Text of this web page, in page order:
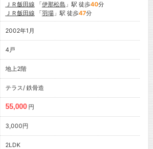
ＪＲ飯田線 「伊那松島 」駅 徒歩40分
ＪＲ飯田線 「羽場」駅 徒歩47分
2002年1月
4戸
地上2階
テラス/ 鉄骨造
55,000 円
3,000円
2LDK